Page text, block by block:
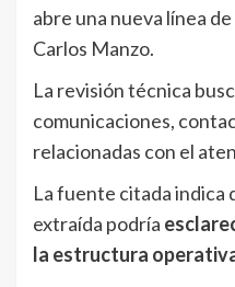
abre una nueva línea
Carlos Manzo.
La revisión técnica
comunicaciones,
relacionadas con el
La fuente citada indica
extraída podría
la estructura